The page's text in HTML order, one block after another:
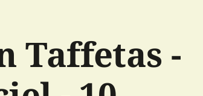
Taffetas -